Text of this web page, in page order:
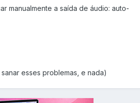
manualmente a saída de áudio: auto-
esses problemas, e nada)